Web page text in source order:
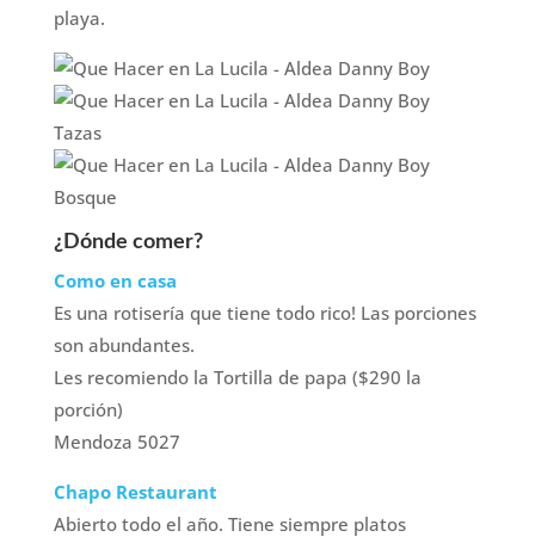
playa.
¿Dónde comer?
Como en casa
Es una rotisería que tiene todo rico! Las porciones
son abundantes.
Les recomiendo la Tortilla de papa ($290 la
porción)
Mendoza 5027
Chapo Restaurant
Abierto todo el año. Tiene siempre platos